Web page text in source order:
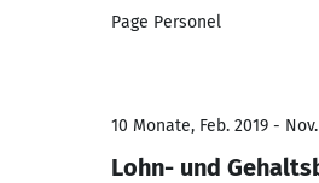
Page Personel
10 Monate, Feb. 2019 -
Lohn- und